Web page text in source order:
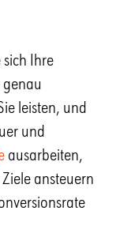
sich Ihre
leisten, und
und
ausarbeiten,
ansteuern